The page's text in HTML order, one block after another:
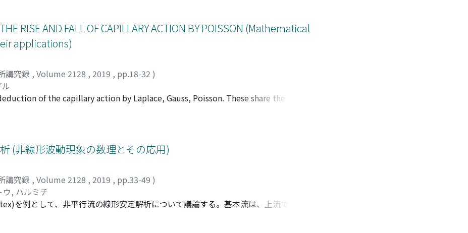
RISE AND FALL OF CAPILLARY ACTION BY POISSON (Mathematical
applications)
講究録 , Volume 2128 , 2019 , pp.18-32 )
of the capillary action by Laplace, Gauss, Poisson. These share the
force on continuum, which is realized with two constants. The former two
Poisson's applications of Legendre's elastic functions to the capillary
in 1825-6ish [7], which Poisson gives up the self made theories based on
(非線形波動現象の数理とその応用)
講究録 , Volume 2128 , 2019 , pp.33-49 )
ウ, ハルミチ
を例として、非平行流の線形安定解析について議論する。基本流は、上流で一様な
となる非粘性軸対称渦崩壊後の平行流であり、hollow coreの発生点は淀み点とな